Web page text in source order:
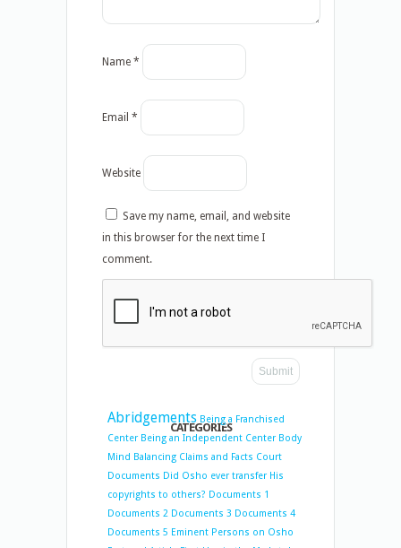
Name *
Email *
Website
Save my name, email, and website
in this browser for the next time I
comment.
CATEGORIES
Abridgements Being a Franchised
Center Being an Independent Center Body
Mind Balancing Claims and Facts Court
Documents Did Osho ever transfer His
copyrights to others? Documents 1
Documents 2 Documents 3 Documents 4
Documents 5 Eminent Persons on Osho